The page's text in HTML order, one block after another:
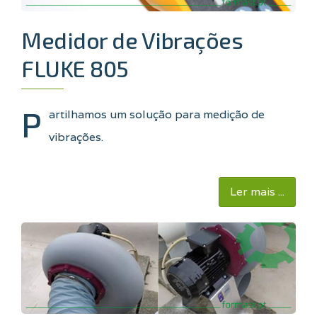
Medidor de Vibrações
FLUKE 805
P artilhamos um solução para medição de
vibrações.
Ler mais ...